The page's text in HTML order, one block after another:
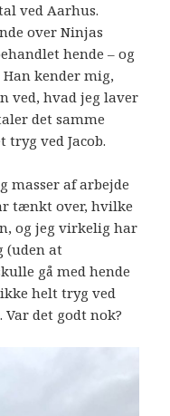
ved Aarhus.
over Ninjas
hende – og
Han kender mig,
ved, hvad jeg laver
det samme
tryg ved Jacob.
masser af arbejde
tænkt over, hvilke
og jeg virkelig har
(uden at
gå med hende
helt tryg ved
det godt nok?